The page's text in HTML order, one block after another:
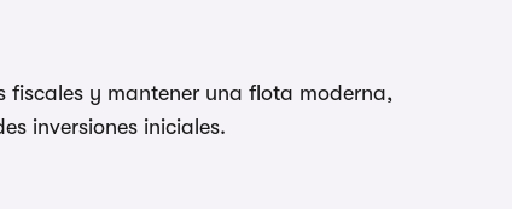
fiscales y mantener una flota moderna,
inversiones iniciales.